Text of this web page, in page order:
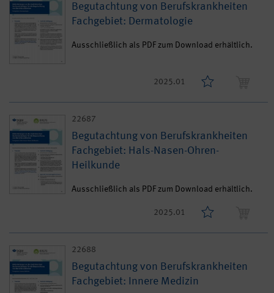
Begutachtung von Berufskrankheiten
Fachgebiet: Dermatologie
Ausschließlich als PDF zum Download erhältlich.
2025.01
22687
Begutachtung von Berufskrankheiten
Fachgebiet: Hals-Nasen-Ohren-
Heilkunde
Ausschließlich als PDF zum Download erhältlich.
2025.01
22688
Begutachtung von Berufskrankheiten
Fachgebiet: Innere Medizin